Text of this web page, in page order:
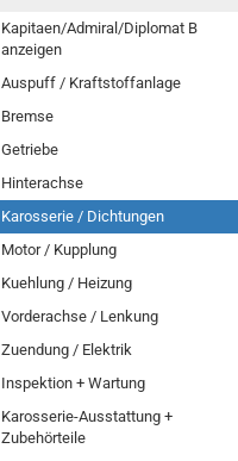
Kapitaen/Admiral/Diplomat B
anzeigen
Auspuff / Kraftstoffanlage
Bremse
Getriebe
Hinterachse
Karosserie / Dichtungen
Motor / Kupplung
Kuehlung / Heizung
Vorderachse / Lenkung
Zuendung / Elektrik
Inspektion + Wartung
Karosserie-Ausstattung +
Zubehörteile